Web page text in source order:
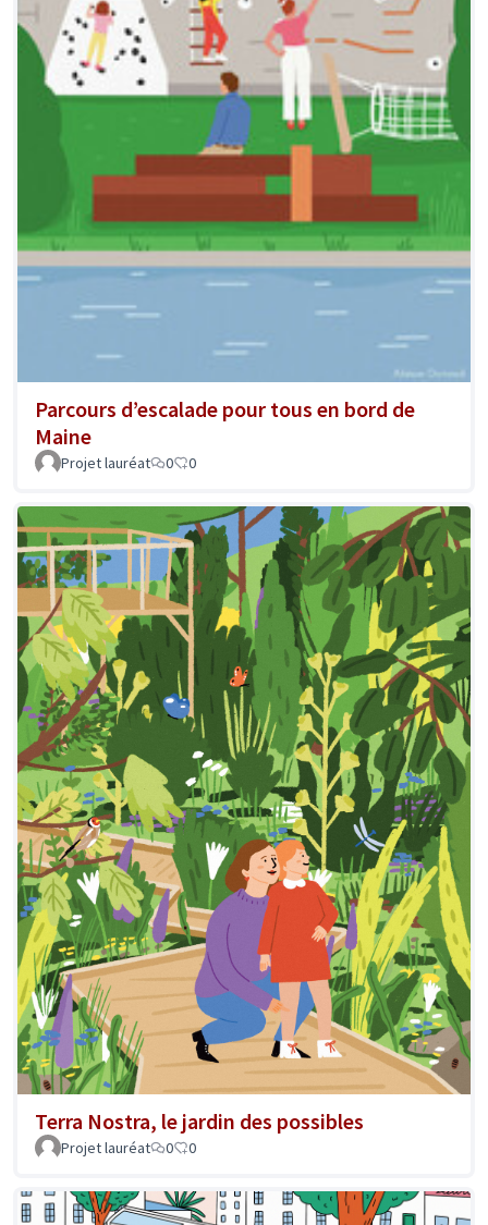
Parcours d’escalade pour tous en bord de
Maine
Projet lauréat 0 0
Terra Nostra, le jardin des possibles
Projet lauréat 0 0